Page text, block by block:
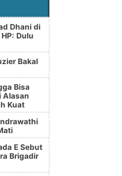
Dhani di
Dulu
Bakal
Bisa
Alasan
Kuat
E Sebut
Brigadir